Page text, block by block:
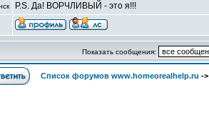
P.S. Да! ВОРЧЛИВЫЙ - это я!!!
Показать сообщения:
Список форумов www.homeorealhelp.ru -